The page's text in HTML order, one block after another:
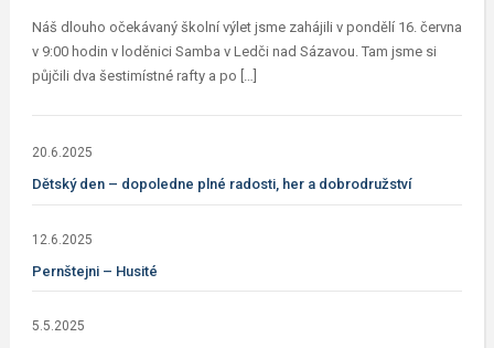
Náš dlouho očekávaný školní výlet jsme zahájili v pondělí 16. června
v 9:00 hodin v loděnici Samba v Ledči nad Sázavou. Tam jsme si
půjčili dva šestimístné rafty a po […]
20.6.2025
Dětský den – dopoledne plné radosti, her a dobrodružství
12.6.2025
Pernštejni – Husité
5.5.2025